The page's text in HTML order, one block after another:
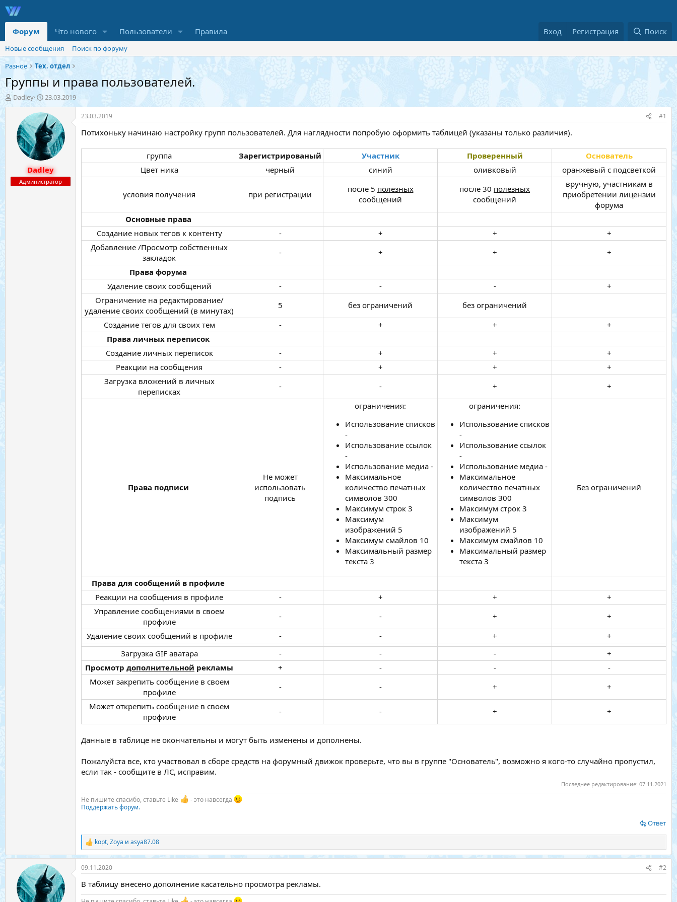
Форум Что нового Пользователи Правила Вход Регистрация Поиск
Новые сообщения
Поиск по форуму
Разное
Тех. отдел
Группы и права пользователей.
А
в
Dadley
Д
а
т
а
н
а
ч
а
л
а
23.03.2019
Dadley
Администратор
23.03.2019 #1
Потихоньку начинаю настройку групп пользователей. Для наглядности попробую оформить таблицей (указаны только различия).
группа​ Зарегистрированый Участник Проверенный
Основатель
Цвет ника​
черный​ синий​ оливковый​ оранжевый с подсветкой​
условия получения​ при регистрации​
после 5 полезных
сообщений​
после 30 полезных
сообщений​
вручную, участникам в
приобретении лицензии
форума​
Основные права
Создание новых тегов к контенту​
-​ +​ +​
+​
Добавление /Просмотр собственных
закладок​
-​ +​ +​
+​
Права форума
Удаление своих сообщений​
-​ -​ -​
+​
Ограничение на редактирование/
удаление своих сообщений (в минутах)​
5​ без ограничений​
без ограничений​
Создание тегов для своих тем​
-​ +​ +​
+​
Права личных переписок
Создание личных переписок​
-​ +​ +​
+​
Реакции на сообщения​
-​ +​ +​
+​
Загрузка вложений в личных
переписках​
-​ -​ +​ +​
Права подписи
Не может
использовать
подпись​
ограничения:​
Использование списков
-
Использование ссылок
-
Использование медиа -
Максимальное
количество печатных
символов 300
Максимум строк 3
Максимум
изображений 5
Максимум смайлов 10
Максимальный размер
текста 3
ограничения:​
Использование списков
-
Использование ссылок
-
Использование медиа -
Максимальное
количество печатных
символов 300
Максимум строк 3
Максимум
изображений 5
Максимум смайлов 10
Максимальный размер
текста 3
Без ограничений​
Права для сообщений в профиле
Реакции на сообщения в профиле​
-​ +​ +​
+​
Управление сообщениями в своем
профиле​
-​ -​ +​
+​
Удаление своих сообщений в профиле​
-​ -​ +​
+​
Загрузка GIF аватара​
-​ -​ -​
+​
Просмотр дополнительной рекламы +​ -​ -​
-​
Может закрепить сообщение в своем
профиле​
-​ -​ +​
+​
Может открепить сообщение в своем
профиле​
-​ -​ +​ +​
Данные в таблице не окончательны и могут быть изменены и дополнены.
Пожалуйста все, кто участвовал в сборе средств на форумный движок проверьте, что вы в группе "Основатель", возможно я кого-то случайно пропустил,
если так - сообщите в ЛС, исправим.
Последнее редактирование: 07.11.2021
Не пишите спасибо, ставьте Like
- это навсегда
Поддержать форум.
Ответ
Р
е
а
к
и
и
kopt,Zoya и asya87.08
09.11.2020 #2
В таблицу внесено дополнение касательно просмотра рекламы.